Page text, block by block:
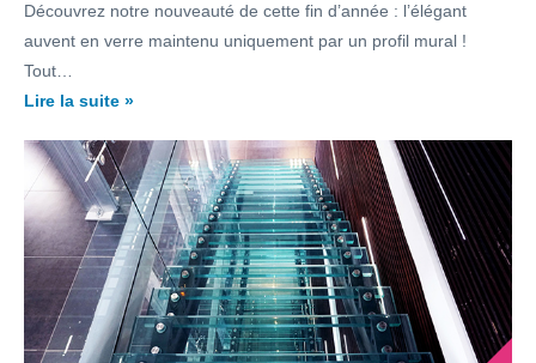
Découvrez notre nouveauté de cette fin d’année : l’élégant
auvent en verre maintenu uniquement par un profil mural !
Tout…
Lire la suite »